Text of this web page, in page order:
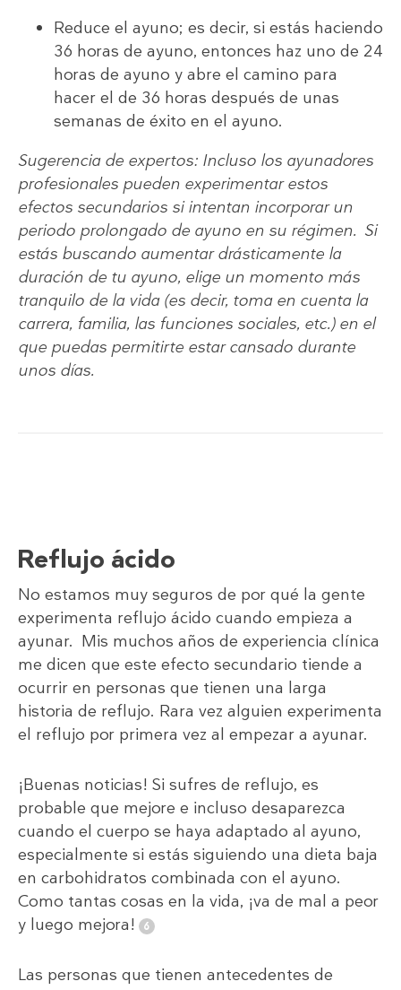
Reduce el ayuno; es decir, si estás haciendo
36 horas de ayuno, entonces haz uno de 24
horas de ayuno y abre el camino para
hacer el de 36 horas después de unas
semanas de éxito en el ayuno.
Sugerencia de expertos: Incluso los ayunadores
profesionales pueden experimentar estos
efectos secundarios si intentan incorporar un
periodo prolongado de ayuno en su régimen. Si
estás buscando aumentar drásticamente la
duración de tu ayuno, elige un momento más
tranquilo de la vida (es decir, toma en cuenta la
carrera, familia, las funciones sociales, etc.) en el
que puedas permitirte estar cansado durante
unos días.
Reflujo ácido
No estamos muy seguros de por qué la gente
experimenta reflujo ácido cuando empieza a
ayunar. Mis muchos años de experiencia clínica
me dicen que este efecto secundario tiende a
ocurrir en personas que tienen una larga
historia de reflujo. Rara vez alguien experimenta
el reflujo por primera vez al empezar a ayunar.
¡Buenas noticias! Si sufres de reflujo, es
probable que mejore e incluso desaparezca
cuando el cuerpo se haya adaptado al ayuno,
especialmente si estás siguiendo una dieta baja
en carbohidratos combinada con el ayuno.
Como tantas cosas en la vida, ¡va de mal a peor
y luego mejora!
Las personas que tienen antecedentes de